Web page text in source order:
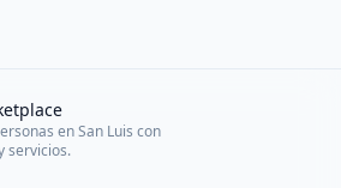
en San Luis con
servicios.